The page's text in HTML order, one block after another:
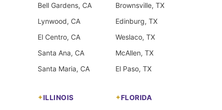
Bell Gardens, CA
Lynwood, CA
El Centro, CA
Santa Ana, CA
Santa Maria, CA
Brownsville, TX
Edinburg, TX
Weslaco, TX
McAllen, TX
El Paso, TX
ILLINOIS FLORIDA